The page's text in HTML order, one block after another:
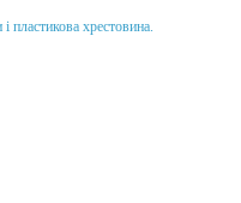
пластикова хрестовина.